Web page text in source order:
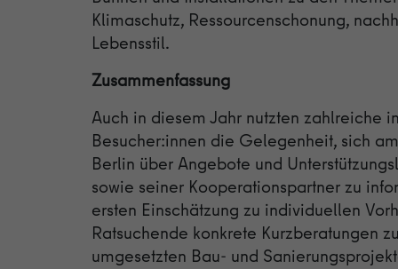
Klimaschutz, Ressourcenschonung,
Lebensstil.
Zusammenfassung
Auch in diesem Jahr nutzten zahlreiche
Besucher:innen die Gelegenheit, sich
Berlin über Angebote und
sowie seiner Kooperationspartner zu
ersten Einschätzung zu individuellen
Ratsuchende konkrete Kurzberatungen
umgesetzten Bau- und